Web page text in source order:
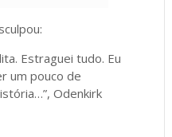
Estraguei tudo. Eu
um pouco de
Odenkirk